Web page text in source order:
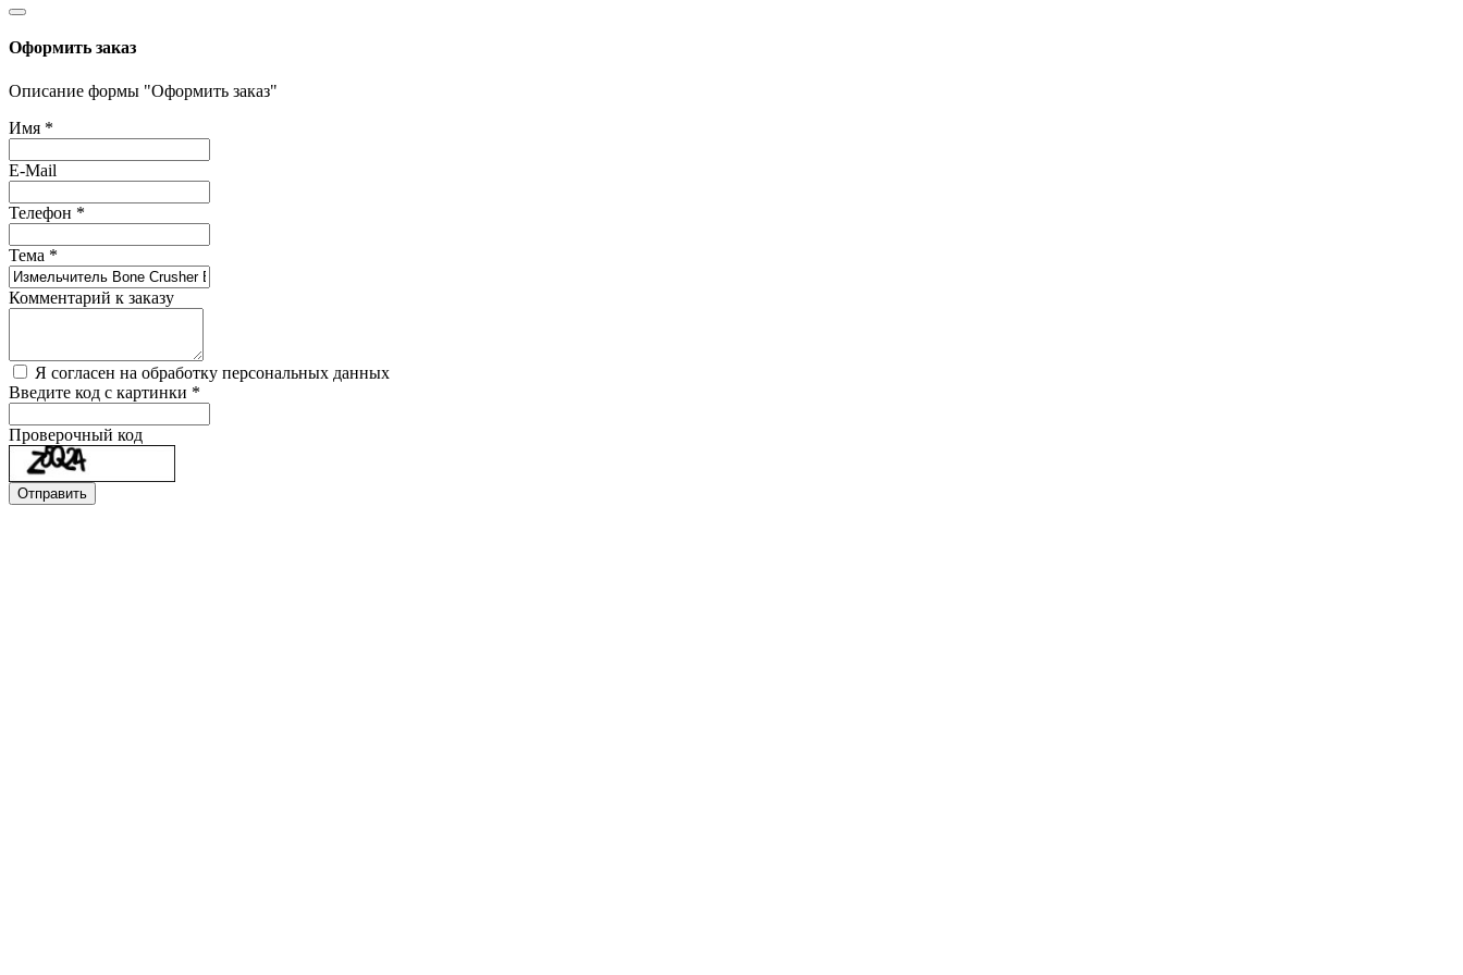
Оформить заказ
Описание формы "Оформить заказ"
Имя *
E-Mail
Телефон *
Тема *
Комментарий к заказу
Я согласен на обработку персональных данных
Введите код с картинки *
Проверочный код
Отправить